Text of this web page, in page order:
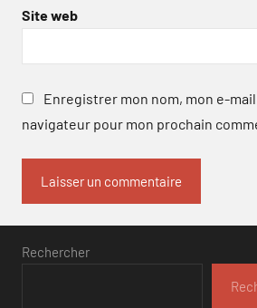
Site web
Enregistrer mon nom, mon e-
navigateur pour mon prochain
Rechercher